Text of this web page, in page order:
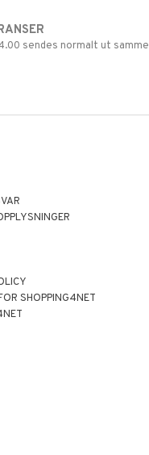
sendes normalt ut samme
SHOPPING4NET